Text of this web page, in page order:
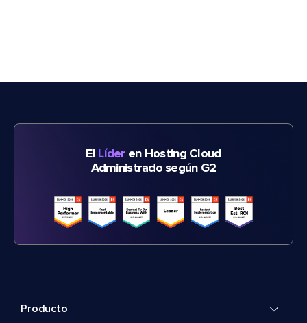
El Líder en Hosting Cloud
Administrado según G2
Producto